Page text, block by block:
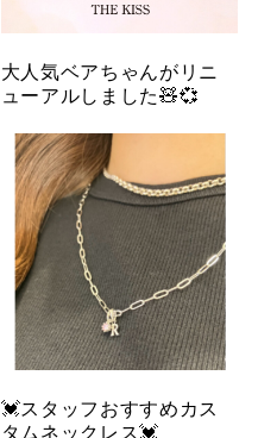
大人気ベアちゃんがリニ
ューアルしました🧸💞
💓スタッフおすすめカス
タムネックレス💓